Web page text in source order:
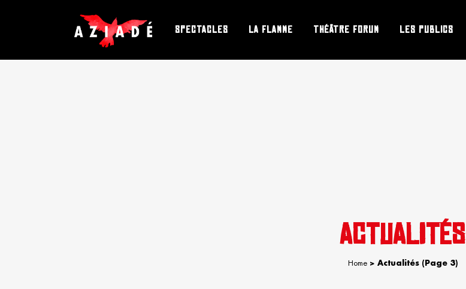
SPECTACLES LA FLAMME THÉÂTRE FORUM LES PUBLICS
ACTUALITÉS
Home> Actualités(Page 3)